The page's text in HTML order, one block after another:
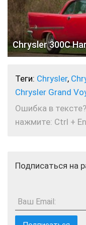
Chrysler 300C
Теги: Chrysler,
Chrysler Grand
Ошибка в
нажмите: Ctrl +
Подписаться на
Ваш Email: